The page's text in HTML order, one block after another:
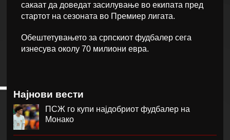
сакаат да доведат засилување во екипата пред
стартот на сезоната во Премиер лигата.
Обештетувањето за српскиот фудбалер сега
изнесува околу 70 милиони евра.
Најнови вести
ПСЖ го купи најдобриот фудбалер на
Монако